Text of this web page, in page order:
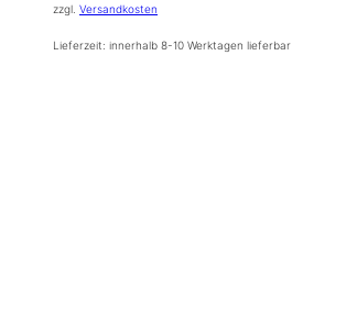
zzgl. Versandkosten
Lieferzeit: innerhalb 8-10 Werktagen lieferbar